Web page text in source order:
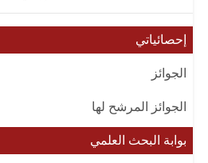
إحصائياتي
الجوائز
الجوائز المرشح لها
بوابة البحث العلمي